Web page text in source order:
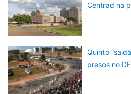
Centrad na
Quinto
presos no DF